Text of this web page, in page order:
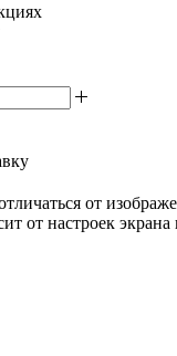
от
от настроек